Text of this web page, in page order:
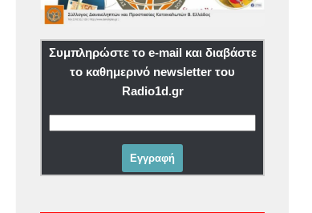
Συμπληρώστε το e-mail και διαβάστε
το καθημερινό newsletter του
Radio1d.gr